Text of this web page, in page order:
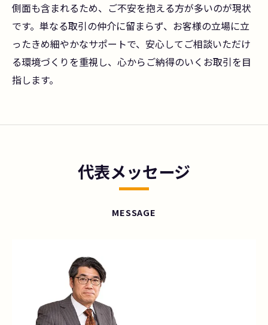
側面も含まれるため、ご不安を抱える方が多いのが現状
です。単なる取引の仲介に留まらず、お客様の立場に立
ったきめ細やかなサポートで、安心してご相談いただけ
る環境づくりを重視し、心からご納得のいくお取引を目
指します。
代表メッセージ
MESSAGE